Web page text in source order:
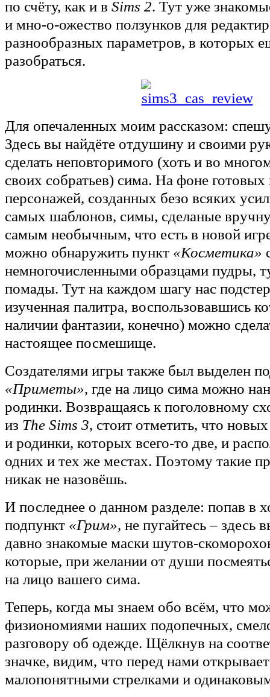
по счёту, как и в Sims 2. Тут уже
и мно-о-ожество ползунков для
разнообразных параметров, в которых
разобраться.
Для опечаленных моим рассказом:
Здесь вы найдёте отдушину и своими
сделать неповторимого (хоть и во
своих собратьев) сима. На фоне
персонажей, созданных безо всяких
самых шаблонов, симы, сделаные
самым необычным, что есть в новой
можно обнаружить пункт «Косметика»
немногочисленными образцами пудры,
помады. Тут на каждом шагу нас
изученная палитра, воспользовавшись
наличии фантазии, конечно) можно
настоящее посмешище.
Создателями игры также был выделен
«Приметы», где на лицо сима можно
родинки. Возвращаясь к поголовному
из The Sims 3, стоит отметить, что
и родинки, которых всего-то две, и
одних и тех же местах. Поэтому такие
никак не назовёшь.
И последнее о данном разделе: попав в
подпункт «Грим», не пугайтесь – здесь
давно знакомые маски шутов-
которые, при желании от души
на лицо вашего сима.
Теперь, когда мы знаем обо всём, что
физиономиями наших подопечных,
разговору об одежде. Щёлкнув на
значке, видим, что перед нами
малопонятными стрелками и